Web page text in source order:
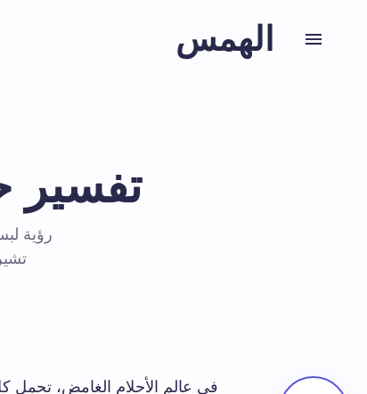
الهمس
تفسير
رؤية
في عالم الأحلام الغامض، تحمل